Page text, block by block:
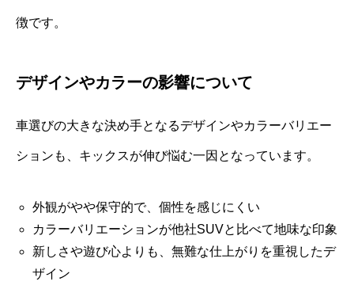
徴です。
デザインやカラーの影響について
車選びの大きな決め手となるデザインやカラーバリエー
ションも、キックスが伸び悩む一因となっています。
外観がやや保守的で、個性を感じにくい
カラーバリエーションが他社SUVと比べて地味な印象
新しさや遊び心よりも、無難な仕上がりを重視したデ
ザイン